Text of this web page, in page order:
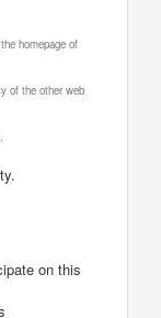
homepage of
of the other web
on this